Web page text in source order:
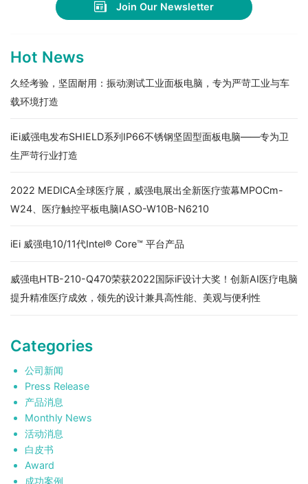
Join Our Newsletter
Hot News
久经考验，坚固耐用：振动测试工业面板电脑，专为严苛工业与车
载环境打造
iEi威强电发布SHIELD系列IP66不锈钢坚固型面板电脑——专为卫
生严苛行业打造
2022 MEDICA全球医疗展，威强电展出全新医疗萤幕MPOCm-
W24、医疗触控平板电脑IASO-W10B-N6210
iEi 威强电10/11代Intel® Core™ 平台产品
威强电HTB-210-Q470荣获2022国际iF设计大奖！创新AI医疗电脑
提升精准医疗成效，领先的设计兼具高性能、美观与便利性
Categories
公司新闻
Press Release
产品消息
Monthly News
活动消息
白皮书
Award
成功案例